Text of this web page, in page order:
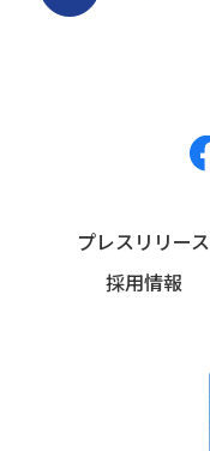
プレスリリース
採用情報